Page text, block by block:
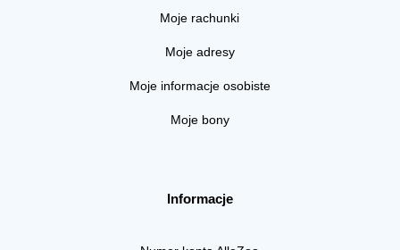
Moje rachunki
Moje adresy
Moje informacje osobiste
Moje bony
Informacje